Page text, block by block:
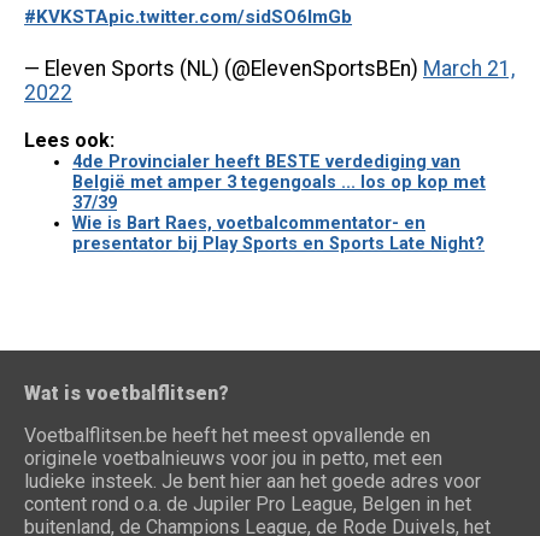
#KVKSTApic.twitter.com/sidSO6lmGb
— Eleven Sports (NL) (@ElevenSportsBEn) March 21,
2022
Lees ook:
4de Provincialer heeft BESTE verdediging van
België met amper 3 tegengoals ... los op kop met
37/39
Wie is Bart Raes, voetbalcommentator- en
presentator bij Play Sports en Sports Late Night?
Wat is voetbalflitsen?
Voetbalflitsen.be heeft het meest opvallende en
originele voetbalnieuws voor jou in petto, met een
ludieke insteek. Je bent hier aan het goede adres voor
content rond o.a. de Jupiler Pro League, Belgen in het
buitenland, de Champions League, de Rode Duivels, het